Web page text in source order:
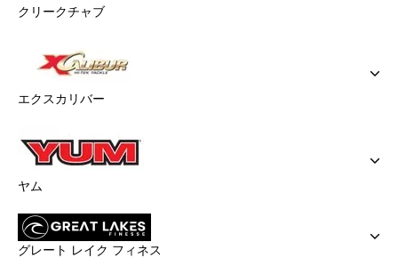
クリークチャブ
エクスカリバー
ヤム
グレート レイク フィネス